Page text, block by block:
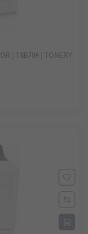
| T6B70A | TONERY